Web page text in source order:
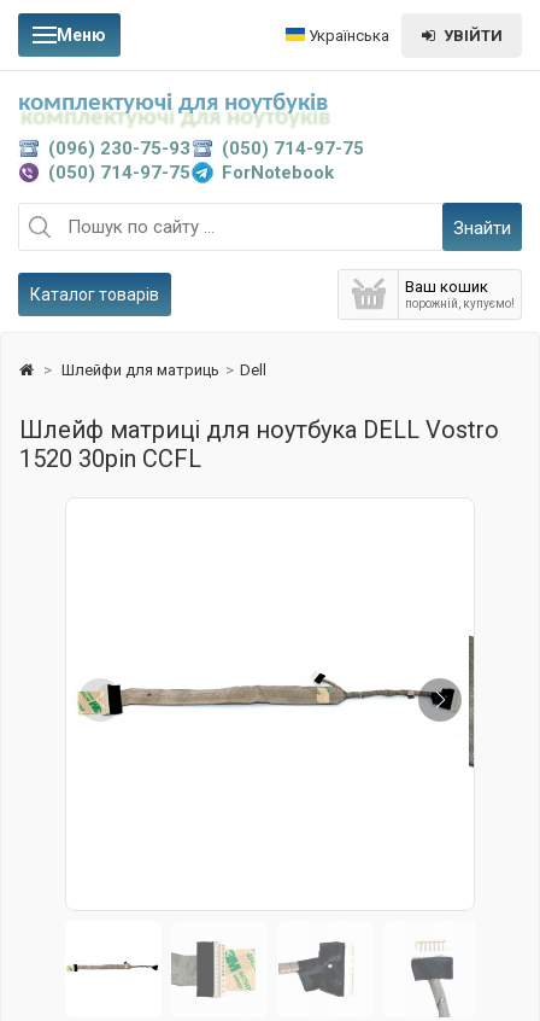
Меню Українська УВІЙТИ
Знайти
Ваш кошик
порожній, купуємо!
Каталог товарів
(096) 230-75-93
(050) 714-97-75
(050) 714-97-75
ForNotebook
комплектуючі для ноутбуків
> Шлейфи для матриць > Dell
Шлейф матриці для ноутбука DELL Vostro
1520 30pin CCFL